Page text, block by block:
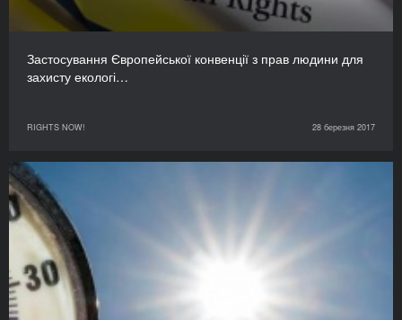
Застосування Європейської конвенції з прав людини для
захисту екологі…
RIGHTS NOW! 28 березня 2017